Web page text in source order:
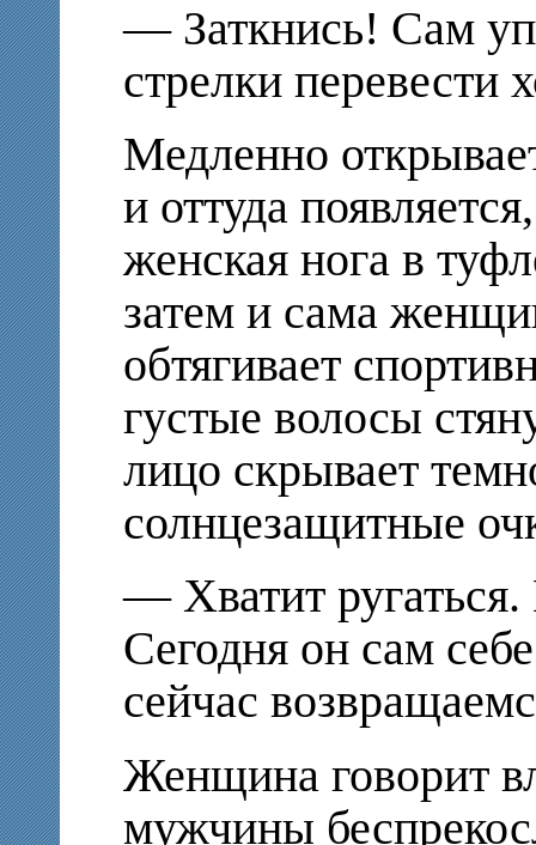
— Заткнись! Сам
стрелки перевести
Медленно
и оттуда
женская нога в
затем и сама
обтягивает
густые волосы
лицо скрывает
солнцезащитные
— Хватит ругаться.
Сегодня он сам
сейчас
Женщина говорит
мужчины